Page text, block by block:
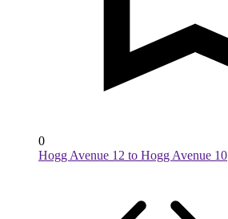
0
Hogg Avenue 12 to Hogg Avenue 10